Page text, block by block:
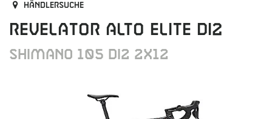
Händlersuche
REVELATOR ALTO ELITE Di2
Shimano 105 Di2 2x12